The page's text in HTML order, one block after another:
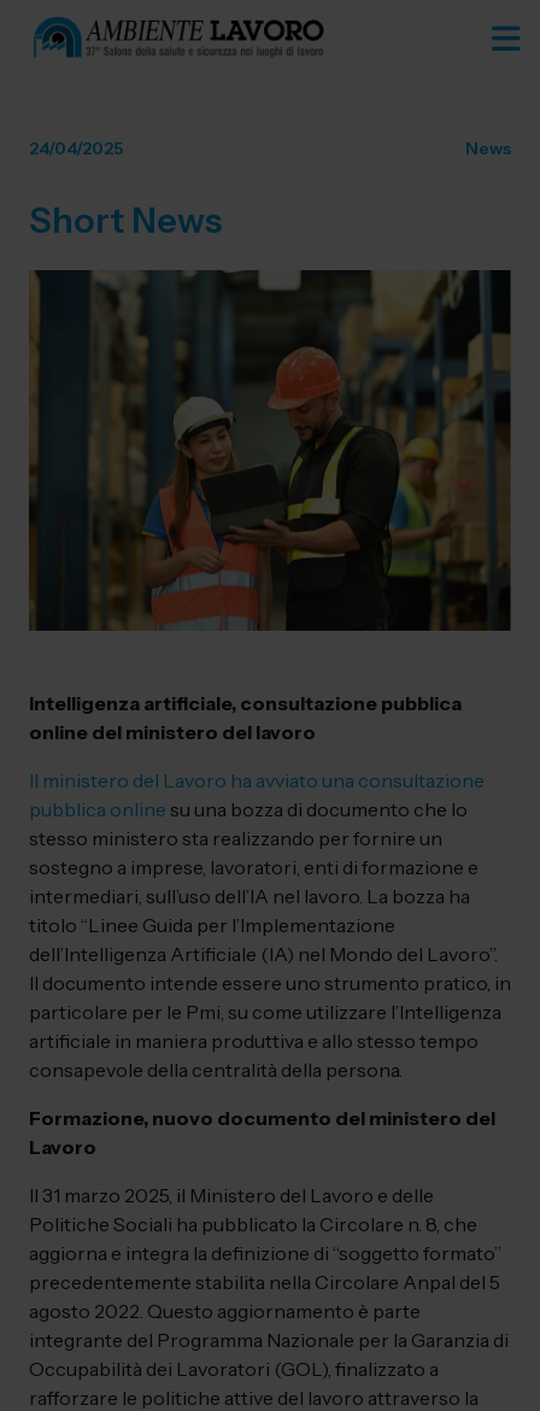
24/04/2025 News
Short News
Intelligenza artificiale, consultazione pubblica
online del ministero del lavoro
Il ministero del Lavoro ha avviato una consultazione
pubblica online su una bozza di documento che lo
stesso ministero sta realizzando per fornire un
sostegno a imprese, lavoratori, enti di formazione e
intermediari, sull’uso dell’IA nel lavoro. La bozza ha
titolo “Linee Guida per l’Implementazione
dell’Intelligenza Artificiale (IA) nel Mondo del Lavoro”.
Il documento intende essere uno strumento pratico, in
particolare per le Pmi, su come utilizzare l’Intelligenza
artificiale in maniera produttiva e allo stesso tempo
consapevole della centralità della persona.
Formazione, nuovo documento del ministero del
Lavoro
Il 31 marzo 2025, il Ministero del Lavoro e delle
Politiche Sociali ha pubblicato la Circolare n. 8, che
aggiorna e integra la definizione di “soggetto formato”
precedentemente stabilita nella Circolare Anpal del 5
agosto 2022. Questo aggiornamento è parte
integrante del Programma Nazionale per la Garanzia di
Occupabilità dei Lavoratori (GOL), finalizzato a
rafforzare le politiche attive del lavoro attraverso la